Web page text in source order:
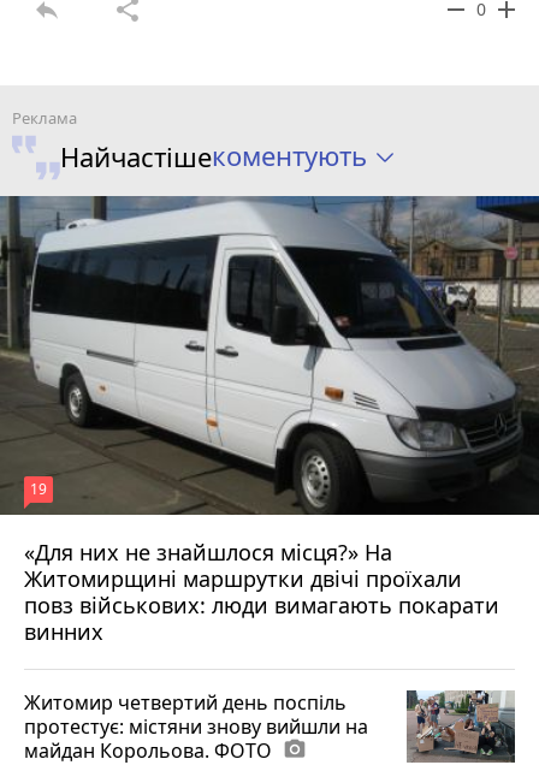
reply share remove 0 add
Найчастішекоментують
«Для них не знайшлося місця?» На
Житомирщині маршрутки двічі проїхали
повз військових: люди вимагають покарати
винних
19
17 липня 2026 р.
Житомир четвертий день поспіль
протестує: містяни знову вийшли на
майдан Корольова. ФОТО photo_camera